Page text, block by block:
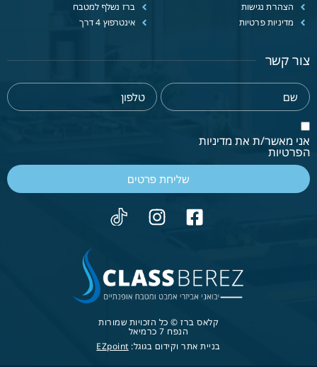
הצהרת נגישות
מדיניות פרטיות
ברז נשלף למטבח
אינטרפוץ 4 דרך
צור קשר
אני מאשר/ת את מדיניות
הפרטיות
שליחת פרטים
קלאס ברז © כל הזכויות שמורות
הנפח 7 כרמיאל
בניית אתר וקידום בגוגל: EZpoint